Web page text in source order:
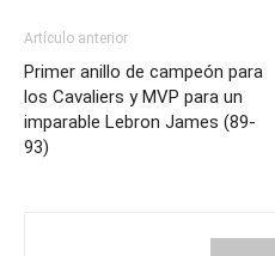
Artículo anterior
Primer anillo de campeón para
los Cavaliers y MVP para un
imparable Lebron James (89-
93)